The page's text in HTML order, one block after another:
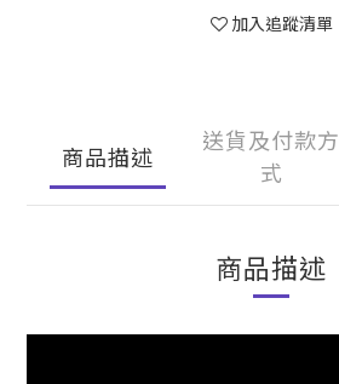
加入追蹤清單
商品描述
送貨及付款方
式
商品描述